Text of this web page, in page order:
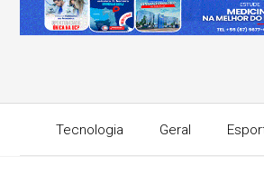
Tecnologia Geral